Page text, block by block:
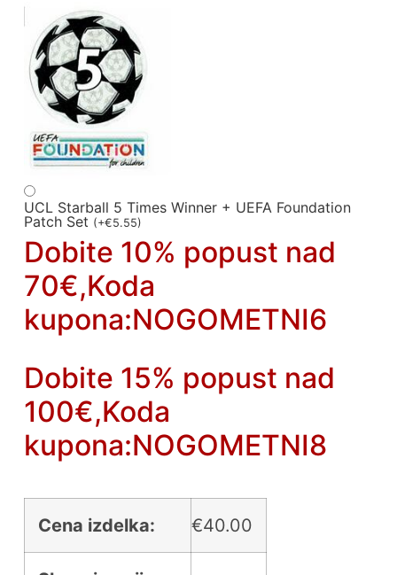
UCL Starball 5 Times Winner + UEFA Foundation
Patch Set (+€5.55)
Dobite 10% popust nad
70€,Koda
kupona:NOGOMETNI6
Dobite 15% popust nad
100€,Koda
kupona:NOGOMETNI8
Cena izdelka: €40.00